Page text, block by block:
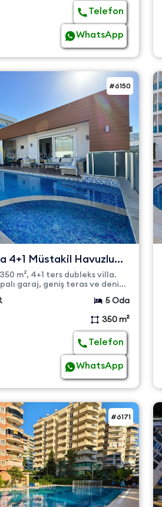
Telefon
WhatsApp
#6150
4+1 Müstakil Havuzlu
m², 4+1 ters dubleks villa.
garaj, geniş teras ve deniz
5 Oda
350 m²
Telefon
WhatsApp
#6171